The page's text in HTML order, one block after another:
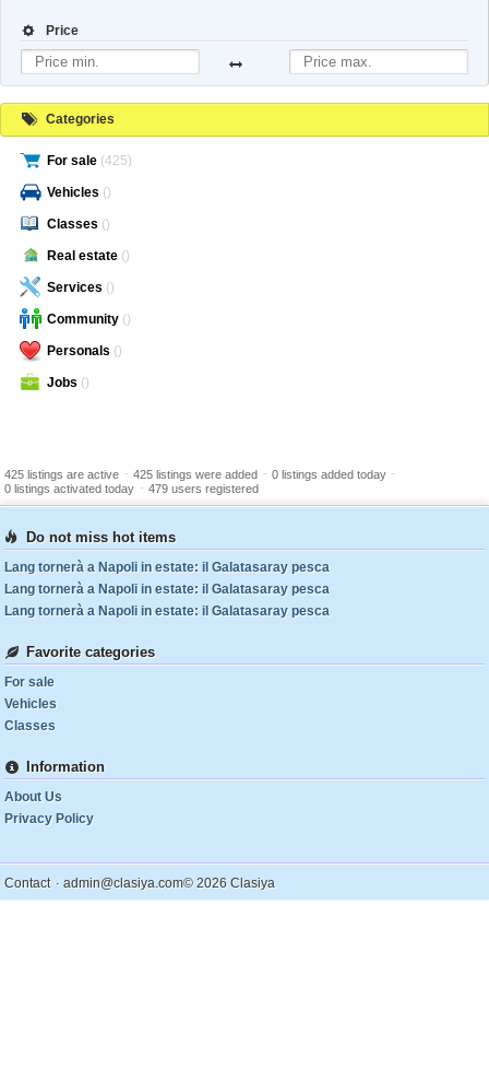
Price
Categories
For sale (425)
Vehicles ()
Classes ()
Real estate ()
Services ()
Community ()
Personals ()
Jobs ()
425 listings are active - 425 listings were added - 0 listings added today -
0 listings activated today - 479 users registered
Do not miss hot items
Lang tornerà a Napoli in estate: il Galatasaray pesca
Lang tornerà a Napoli in estate: il Galatasaray pesca
Lang tornerà a Napoli in estate: il Galatasaray pesca
Favorite categories
For sale
Vehicles
Classes
Information
About Us
Privacy Policy
Contact . admin@clasiya.com© 2026 Clasiya